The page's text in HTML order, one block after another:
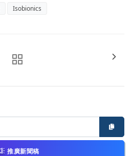
Isobionics
推廣新聞稿